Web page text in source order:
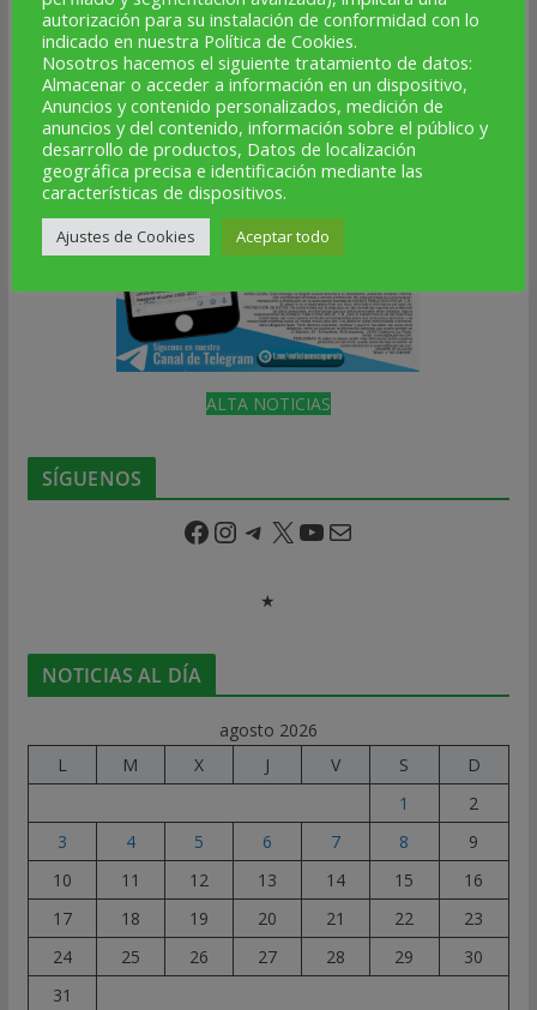
ESCAPARATE EN TU MÓVIL
ALTA NOTICIAS
SÍGUENOS
Facebook Instagram Telegram X YouTube Correo electrónico
★
NOTICIAS AL DÍA
agosto 2026
L
M X J V S
D
1
2
3
4 5 6 7 8
9
10
11 12 13 14 15
16
17
18 19 20 21 22
23
24
25 26 27 28 29
30
31
autorización para su instalación de conformidad con lo
indicado en nuestra Política de Cookies.
Nosotros hacemos el siguiente tratamiento de datos:
Almacenar o acceder a información en un dispositivo,
Anuncios y contenido personalizados, medición de
anuncios y del contenido, información sobre el público y
desarrollo de productos, Datos de localización
geográfica precisa e identificación mediante las
características de dispositivos.
Ajustes de Cookies Aceptar todo